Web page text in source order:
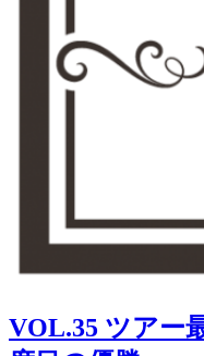
VOL.35 ツアー